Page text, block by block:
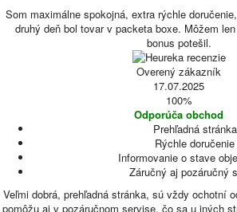
Som maximálne spokojná, extra rýchle
druhý deň bol tovar v packeta boxe. Môžem
bonus potešil.
Overený zákazník
17.07.2025
100%
Odporúča obchod
Prehľadná stránka
Rýchle doručenie
Informovanie o stave
Záručný aj pozáručný
Veľmi dobrá, prehľadná stránka, sú vždy ochotní
pomôžu aj v pozáručnom servise, čo sa u iných